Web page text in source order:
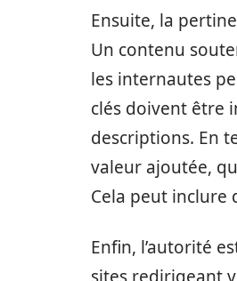
Ensuite, la
Un contenu
les internautes
clés doivent être
descriptions. En
valeur ajoutée,
Cela peut inclure
Enfin, l’autorité